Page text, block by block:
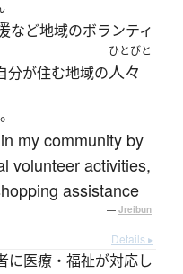
など地域のボランティ
分が住む地域の
ひとびと
人々
my community by
volunteer activities,
assistance
— Jreibun
Details ▸
に医療・福祉が対応し